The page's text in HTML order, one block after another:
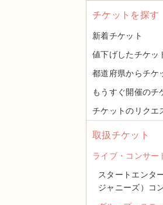
チケットを探す
新着チケット
値下げしたチケッ
都道府県からチケ
もうすぐ開催のチ
チケットのリクエ
取扱チケット
ライブ・コンサー
スタートエンタ
ジャニーズ）コ